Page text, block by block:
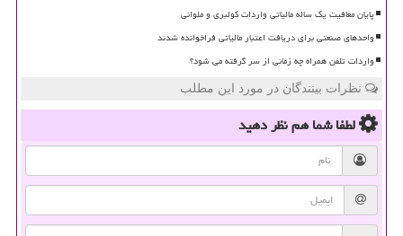
پایان معافیت یک ساله مالیاتی واردات کولبری و ملوانی
واحدهای صنعتی برای دریافت اعتبار مالیاتی فراخوانده شدند
واردات تلفن همراه چه زمانی از سر گرفته می شود؟
نظرات بینندگان در مورد این مطلب
لطفا شما همنظر دهید